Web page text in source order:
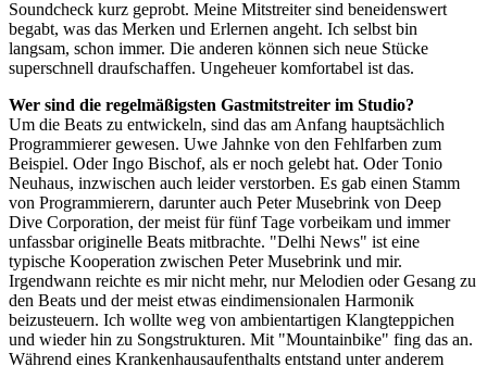
Soundcheck kurz geprobt. Meine Mitstreiter sind beneidenswert
begabt, was das Merken und Erlernen angeht. Ich selbst bin
langsam, schon immer. Die anderen können sich neue Stücke
superschnell draufschaffen. Ungeheuer komfortabel ist das.
Wer sind die regelmäßigsten Gastmitstreiter im Studio?
Um die Beats zu entwickeln, sind das am Anfang hauptsächlich
Programmierer gewesen. Uwe Jahnke von den Fehlfarben zum
Beispiel. Oder Ingo Bischof, als er noch gelebt hat. Oder Tonio
Neuhaus, inzwischen auch leider verstorben. Es gab einen Stamm
von Programmierern, darunter auch Peter Musebrink von Deep
Dive Corporation, der meist für fünf Tage vorbeikam und immer
unfassbar originelle Beats mitbrachte. "Delhi News" ist eine
typische Kooperation zwischen Peter Musebrink und mir.
Irgendwann reichte es mir nicht mehr, nur Melodien oder Gesang zu
den Beats und der meist etwas eindimensionalen Harmonik
beizusteuern. Ich wollte weg von ambientartigen Klangteppichen
und wieder hin zu Songstrukturen. Mit "Mountainbike" fing das an.
Während eines Krankenhausaufenthalts entstand unter anderem